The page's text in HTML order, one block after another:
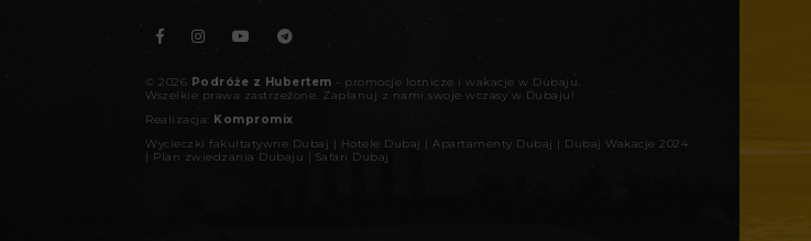
© 2026 Podróże z Hubertem - promocje lotnicze i wakacje w Dubaju
Wszelkie prawa zastrzeżone. Zaplanuj z nami swoje wczasy w Dubaju!
Realizacja:
Kompromix
Wycieczki fakultatywne Dubaj | Hotele Dubaj | Apartamenty Dubaj | Dubaj Wakacje 2024
| Plan zwiedzania Dubaju | Safari Dubaj